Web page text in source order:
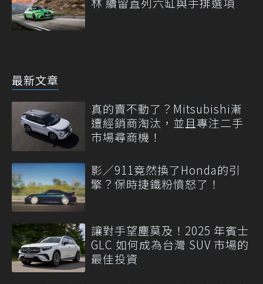
最新文章
真的賣不動了？Mitsubishi漸
遭經銷商淘汰，並且專注二手
市場尋商機！
影／911竟然換了Honda的引
擎？保時捷鐵粉憤怒了！
讓對手望塵莫及！2025 年賓士
GLC 如何成為台灣 SUV 市場的
最佳投資